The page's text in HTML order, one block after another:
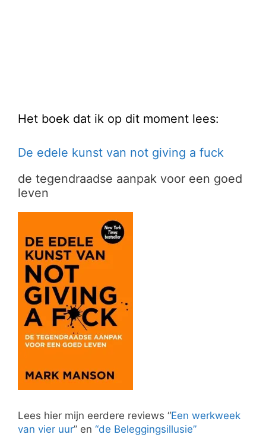
Het boek dat ik op dit moment lees:
De edele kunst van not giving a fuck
de tegendraadse aanpak voor een goed
leven
Lees hier mijn eerdere reviews “Een werkweek
van vier uur” en “de Beleggingsillusie”